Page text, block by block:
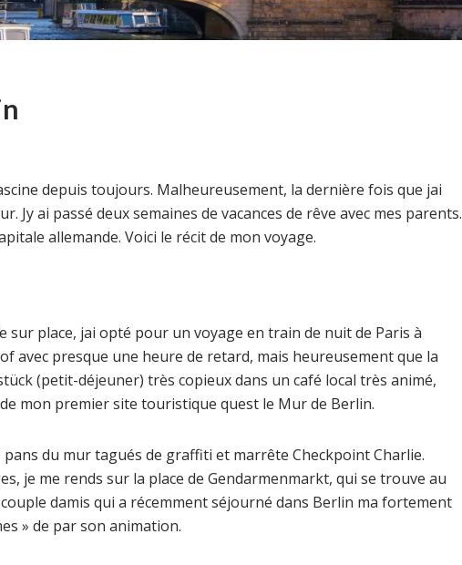
depuis toujours. Malheureusement, la dernière fois que jai
Jy ai passé deux semaines de vacances de rêve avec mes parents.
allemande. Voici le récit de mon voyage.
place, jai opté pour un voyage en train de nuit de Paris à
avec presque une heure de retard, mais heureusement que la
(petit-déjeuner) très copieux dans un café local très animé,
de mon premier site touristique quest le Mur de Berlin.
du mur tagués de graffiti et marrête Checkpoint Charlie.
je me rends sur la place de Gendarmenmarkt, qui se trouve au
damis qui a récemment séjourné dans Berlin ma fortement
» de par son animation.